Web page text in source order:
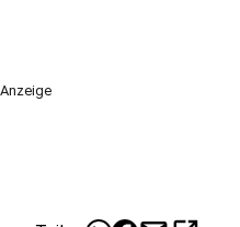
Anzeige